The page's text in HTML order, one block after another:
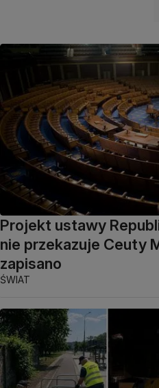
Projekt ustawy
nie przekazuje Ceuty
zapisano
ŚWIAT